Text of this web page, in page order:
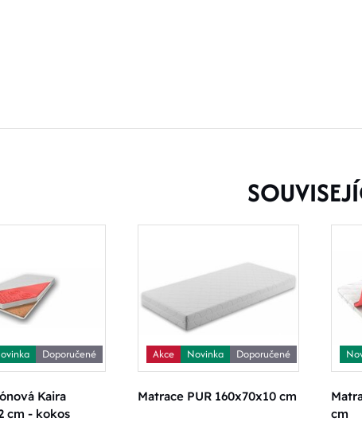
Doporučené
Kaira
cm - kokos
Akce Novinka Doporučené
Matrace PUR 160x70x10 cm
cm